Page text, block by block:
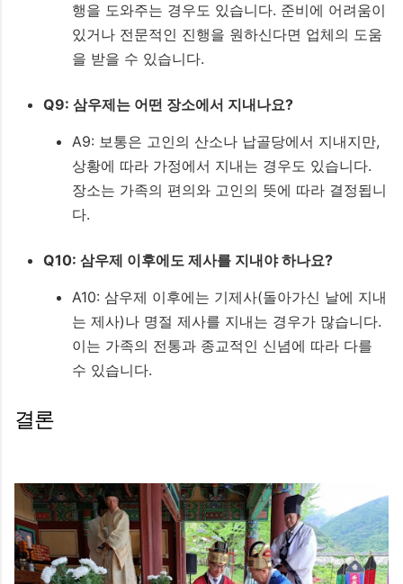
행을 도와주는 경우도 있습니다. 준비에 어려움이
있거나 전문적인 진행을 원하신다면 업체의 도움
을 받을 수 있습니다.
Q9: 삼우제는 어떤 장소에서 지내나요?
A9: 보통은 고인의 산소나 납골당에서 지내지만,
상황에 따라 가정에서 지내는 경우도 있습니다.
장소는 가족의 편의와 고인의 뜻에 따라 결정됩니
다.
Q10: 삼우제 이후에도 제사를 지내야 하나요?
A10: 삼우제 이후에는 기제사(돌아가신 날에 지내
는 제사)나 명절 제사를 지내는 경우가 많습니다.
이는 가족의 전통과 종교적인 신념에 따라 다를
수 있습니다.
결론